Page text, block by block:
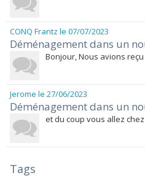
CONQ Frantz le 07/07/2023
Déménagement dans un
Bonjour, Nous avions
Jerome le 27/06/2023
Déménagement dans un
et du coup vous allez
Tags